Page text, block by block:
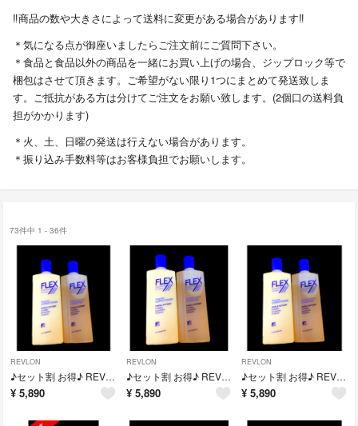
‼︎商品の数や大きさによって送料に変更がある場合があります‼︎
＊気になる点が御座いましたらご注文前にご質問下さい。
＊食品と食品以外の商品を一緒にお買い上げの場合、ジップロック等で
梱包はさせて頂きます。ご希望がない限り1つにまとめて発送致しま
す。ご抵抗がある方は分けてご注文をお願い致します。(2個口の送料負
担がかかります)
＊火、土、日曜の発送は行えない場合があります。
＊振り込み手数料等はお客様負担でお願いします。
73件中 1 - 36件
REVLON
♪セット割 お得♪ REVLON FLEX レブロン フレックス
¥ 5,890
REVLON
♪セット割 お得♪ REVLON FLEX レブロン フレックス
¥ 5,890
REVLON
♪セット割 お得♪ REVLON FLEX レブロン フレックス
¥ 5,890